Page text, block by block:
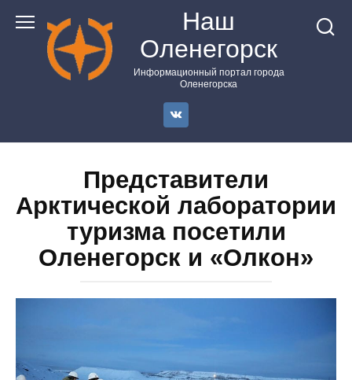
контенту
Наш
Оленегорск
Информационный портал города
Оленегорска
Представители
Арктической лаборатории
туризма посетили
Оленегорск и «Олкон»